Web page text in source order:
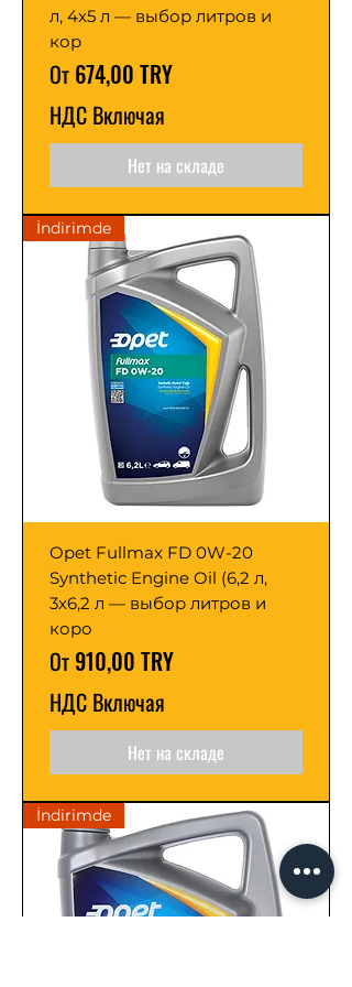
л, 4x5 л — выбор литров и
кор
От 674,00 TRY
Цена со скидкой
НДС Включая
Нет на складе
İndirimde
Opet Fullmax FD 0W-20
Synthetic Engine Oil (6,2 л,
3x6,2 л — выбор литров и
коро
От910,00 TRY
Цена со скидкой
НДС Включая
Нет на складе
İndirimde